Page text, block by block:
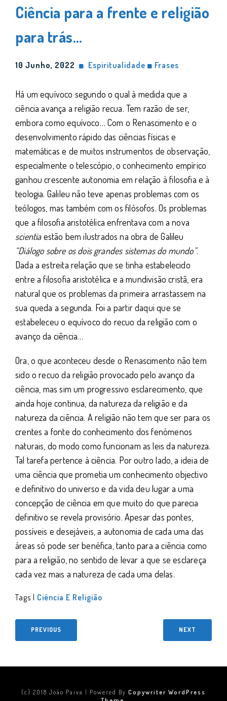
Ciência para a frente e religião
para trás…
10 Junho, 2022 Espiritualidade Frases
Há um equívoco segundo o qual à medida que a
ciência avança a religião recua. Tem razão de ser,
embora como equívoco… Com o Renascimento e o
desenvolvimento rápido das ciências físicas e
matemáticas e de muitos instrumentos de observação,
especialmente o telescópio, o conhecimento empírico
ganhou crescente autonomia em relação à filosofia e à
teologia. Galileu não teve apenas problemas com os
teólogos, mas também com os filósofos. Os problemas
que a filosofia aristotélica enfrentava com a nova
scientiaestão bem ilustrados na obra de Galileu
“Diálogo sobre os dois grandes sistemas do mundo”.
Dada a estreita relação que se tinha estabelecido
entre a filosofia aristotélica e a mundivisão cristã, era
natural que os problemas da primeira arrastassem na
sua queda a segunda. Foi a partir daqui que se
estabeleceu o equívoco do recuo da religião com o
avanço da ciência…
Ora, o que aconteceu desde o Renascimento não tem
sido o recuo da religião provocado pelo avanço da
ciência, mas sim um progressivo esclarecimento, que
ainda hoje continua, da natureza da religião e da
natureza da ciência. A religião não tem que ser para os
crentes a fonte do conhecimento dos fenómenos
naturais, do modo como funcionam as leis da natureza.
Tal tarefa pertence à ciência. Por outro lado, a ideia de
uma ciência que prometia um conhecimento objectivo
e definitivo do universo e da vida deu lugar a uma
concepção de ciência em que muito do que parecia
definitivo se revela provisório. Apesar das pontes,
possíveis e desejáveis, a autonomia de cada uma das
áreas só pode ser benéfica, tanto para a ciência como
para a religião, no sentido de levar a que se esclareça
cada vez mais a natureza de cada uma delas.
Tags | Ciência E Religião
PREVIOUS NEXT
(c) 2018 João Paiva | Powered By Copywriter WordPress